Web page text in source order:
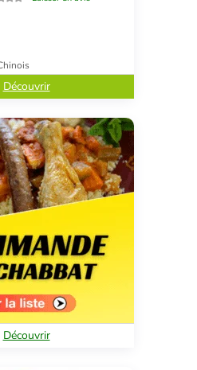
Découvrir
Découvrir